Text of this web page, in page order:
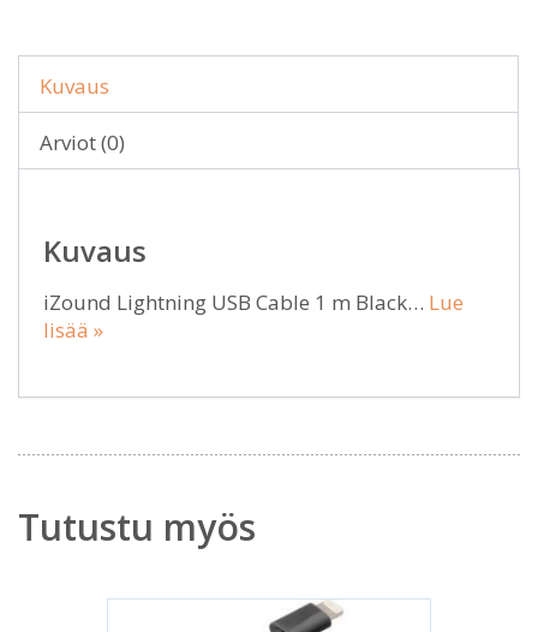
Kuvaus
Arviot (0)
Kuvaus
iZound Lightning USB Cable 1 m Black… Lue
lisää »
Tutustu myös